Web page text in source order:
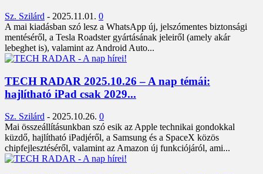
Sz. Szilárd - 2025.11.01. 0
A mai kiadásban szó lesz a WhatsApp új, jelszómentes biztonsági
mentéséről, a Tesla Roadster gyártásának jeleiről (amely akár
lebeghet is), valamint az Android Auto...
TECH RADAR 2025.10.26 – A nap témái:
hajlítható iPad csak 2029...
Sz. Szilárd - 2025.10.26. 0
Mai összeállításunkban szó esik az Apple technikai gondokkal
küzdő, hajlítható iPadjéről, a Samsung és a SpaceX közös
chipfejlesztéséről, valamint az Amazon új funkciójáról, ami...